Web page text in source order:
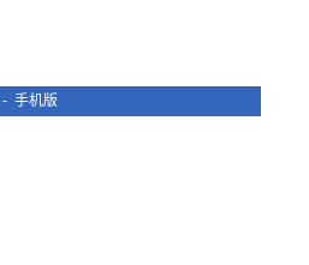
- 手机版